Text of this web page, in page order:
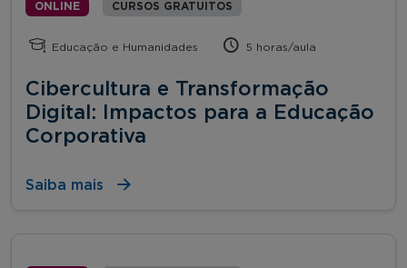
ONLINE CURSOS GRATUITOS
Educação e Humanidades 5 horas/aula
Cibercultura e Transformação
Digital: Impactos para a Educação
Corporativa
Saiba mais